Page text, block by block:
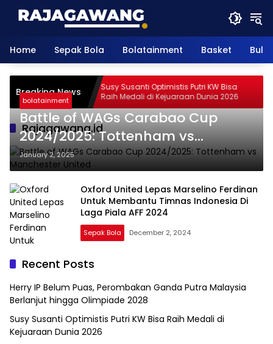
Home
Sepak Bola Bolatainment Basket Bulu
Breaking News
Ganda
Susy Susanti Optimistis Putri KW Bisa
Raih Medali di Kejuaraan Dunia 2026
Rajagawang.id
bolatainment
Battle of WAGs Carabao Cup
2024/2025: Tottenham vs
Manchester United
January 2, 2025
Oxford United Lepas Marselino Ferdinan
Untuk Membantu Timnas Indonesia Di
Laga Piala AFF 2024
Sepak Bola December 2, 2024
Recent Posts
Herry IP Belum Puas, Perombakan Ganda Putra Malaysia
Berlanjut hingga Olimpiade 2028
Susy Susanti Optimistis Putri KW Bisa Raih Medali di
Kejuaraan Dunia 2026